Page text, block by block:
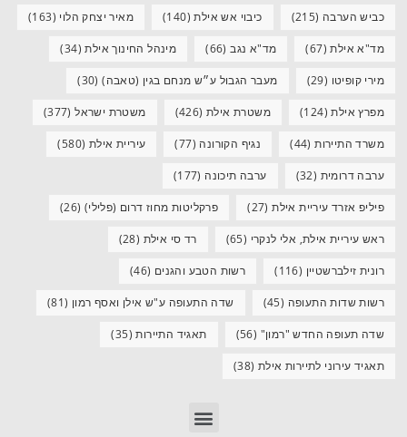
כביש הערבה (215) כיבוי אש אילת(140) מאיר יצחק הלוי (163)
מד"א אילת(67) מד"א נגב(66) מינהל החינוך אילת(34)
מירי קופיטו (29) מעבר הגבול ע״ש מנחם בגין (טאבה)(30)
מפרץ אילת(124) משטרת אילת (426) משטרת ישראל(377)
משרד התיירות(44) נגיף הקורונה (77) עיריית אילת (580)
ערבה דרומית (32) ערבה תיכונה (177)
פיליפ אזרד עיריית אילת(27) פרקליטות מחוז דרום (פלילי) (26)
ראש עיריית אילת, אלי לנקרי (65) רד סי אילת (28)
רונית זילברשטיין (116) רשות הטבע והגנים (46)
רשות שדות התעופה (45) שדה התעופה ע"ש אילן ואסף רמון (81)
שדה תעופה החדש "רמון" (56) תאגיד התיירות(35)
תאגיד עירוני לתיירות אילת (38)